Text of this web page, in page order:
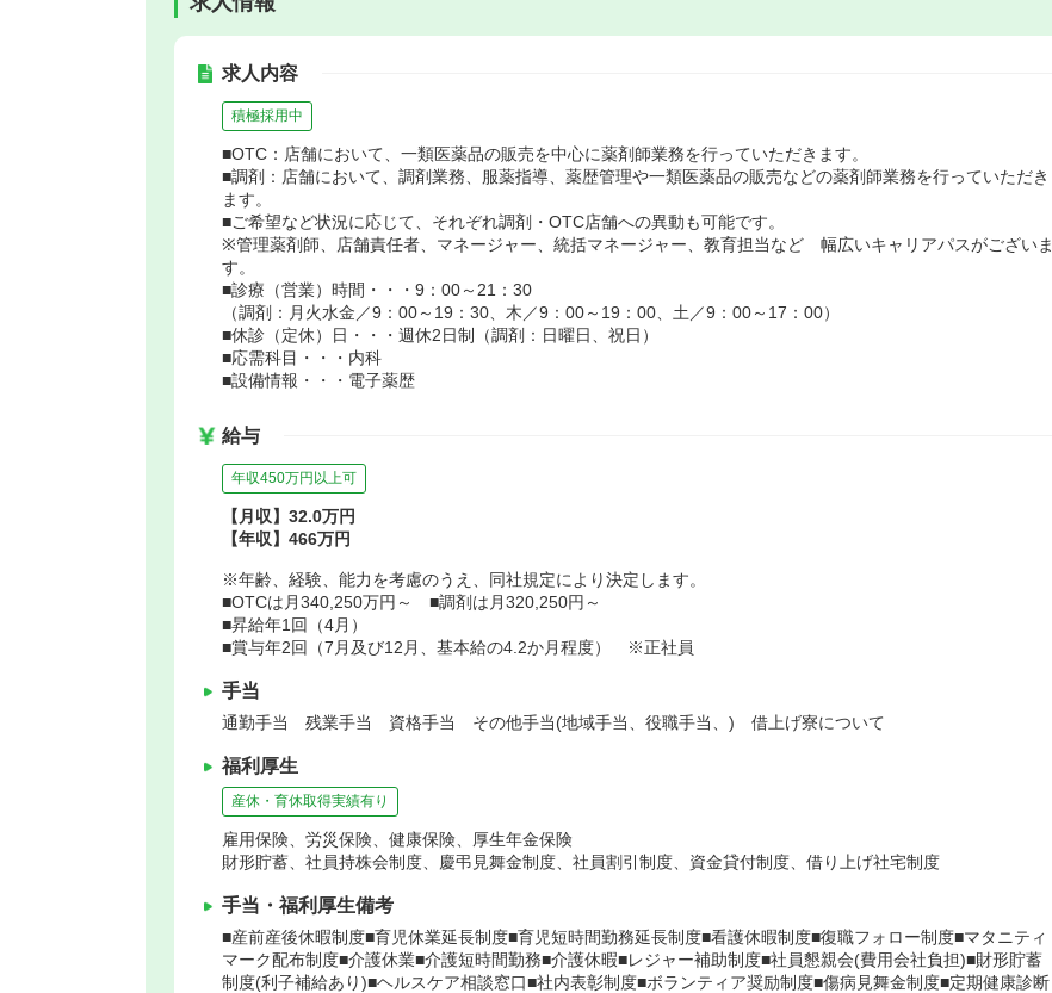
求人内容
積極採用中
■OTC：店舗において、一類医薬品の販売を中心に薬剤師業務を行っていただきます。
■調剤：店舗において、調剤業務、服薬指導、薬歴管理や一類医薬品の販売などの薬剤師業務を行っていただき
ます。
■ご希望など状況に応じて、それぞれ調剤・OTC店舗への異動も可能です。
※管理薬剤師、店舗責任者、マネージャー、統括マネージャー、教育担当など 幅広いキャリアパスがございま
す。
■診療（営業）時間・・・9：00～21：30
（調剤：月火水金／9：00～19：30、木／9：00～19：00、土／9：00～17：00）
■休診（定休）日・・・週休2日制（調剤：日曜日、祝日）
■応需科目・・・内科
■設備情報・・・電子薬歴
給与
年収450万円以上可
【月収】32.0万円
【年収】466万円
※年齢、経験、能力を考慮のうえ、同社規定により決定します。
■OTCは月340,250万円～ ■調剤は月320,250円～
■昇給年1回（4月）
■賞与年2回（7月及び12月、基本給の4.2か月程度） ※正社員
手当
通勤手当 残業手当 資格手当 その他手当(地域手当、役職手当、) 借上げ寮について
福利厚生
産休・育休取得実績有り
雇用保険、労災保険、健康保険、厚生年金保険
財形貯蓄、社員持株会制度、慶弔見舞金制度、社員割引制度、資金貸付制度、借り上げ社宅制度
手当・福利厚生備考
■産前産後休暇制度■育児休業延長制度■育児短時間勤務延長制度■看護休暇制度■復職フォロー制度■マタニティ
マーク配布制度■介護休業■介護短時間勤務■介護休暇■レジャー補助制度■社員懇親会(費用会社負担)■財形貯蓄
制度(利子補給あり)■ヘルスケア相談窓口■社内表彰制度■ボランティア奨励制度■傷病見舞金制度■定期健康診断